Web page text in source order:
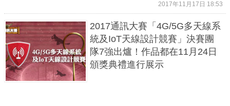
2017年11月17日 18:53
2017通訊大賽「4G/5G多天線系
統及IoT天線設計競賽」決賽團
隊7強出爐！作品都在11月24日
頒獎典禮進行展示